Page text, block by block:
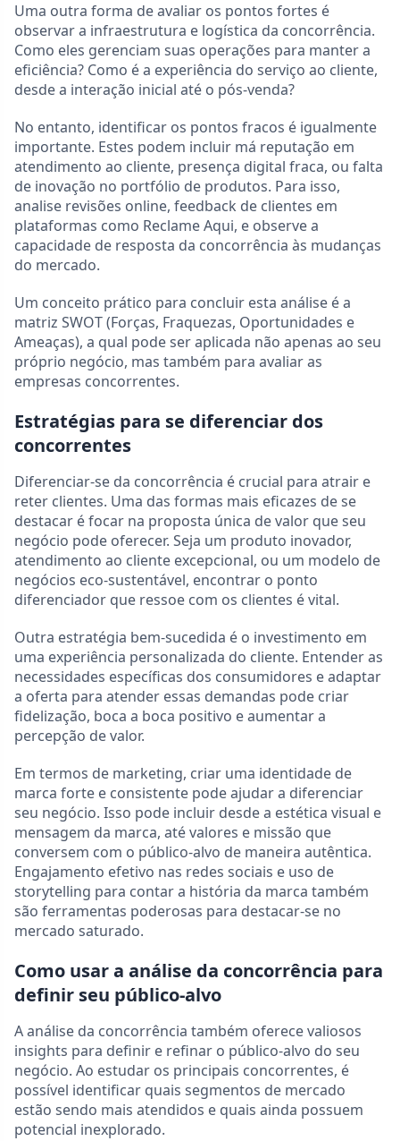
Uma outra forma de avaliar os pontos fortes é
observar a infraestrutura e logística da concorrência.
Como eles gerenciam suas operações para manter a
eficiência? Como é a experiência do serviço ao cliente,
desde a interação inicial até o pós-venda?
No entanto, identificar os pontos fracos é igualmente
importante. Estes podem incluir má reputação em
atendimento ao cliente, presença digital fraca, ou falta
de inovação no portfólio de produtos. Para isso,
analise revisões online, feedback de clientes em
plataformas como Reclame Aqui, e observe a
capacidade de resposta da concorrência às mudanças
do mercado.
Um conceito prático para concluir esta análise é a
matriz SWOT (Forças, Fraquezas, Oportunidades e
Ameaças), a qual pode ser aplicada não apenas ao seu
próprio negócio, mas também para avaliar as
empresas concorrentes.
Estratégias para se diferenciar dos
concorrentes
Diferenciar-se da concorrência é crucial para atrair e
reter clientes. Uma das formas mais eficazes de se
destacar é focar na proposta única de valor que seu
negócio pode oferecer. Seja um produto inovador,
atendimento ao cliente excepcional, ou um modelo de
negócios eco-sustentável, encontrar o ponto
diferenciador que ressoe com os clientes é vital.
Outra estratégia bem-sucedida é o investimento em
uma experiência personalizada do cliente. Entender as
necessidades específicas dos consumidores e adaptar
a oferta para atender essas demandas pode criar
fidelização, boca a boca positivo e aumentar a
percepção de valor.
Em termos de marketing, criar uma identidade de
marca forte e consistente pode ajudar a diferenciar
seu negócio. Isso pode incluir desde a estética visual e
mensagem da marca, até valores e missão que
conversem com o público-alvo de maneira autêntica.
Engajamento efetivo nas redes sociais e uso de
storytelling para contar a história da marca também
são ferramentas poderosas para destacar-se no
mercado saturado.
Como usar a análise da concorrência para
definir seu público-alvo
A análise da concorrência também oferece valiosos
insights para definir e refinar o público-alvo do seu
negócio. Ao estudar os principais concorrentes, é
possível identificar quais segmentos de mercado
estão sendo mais atendidos e quais ainda possuem
potencial inexplorado.